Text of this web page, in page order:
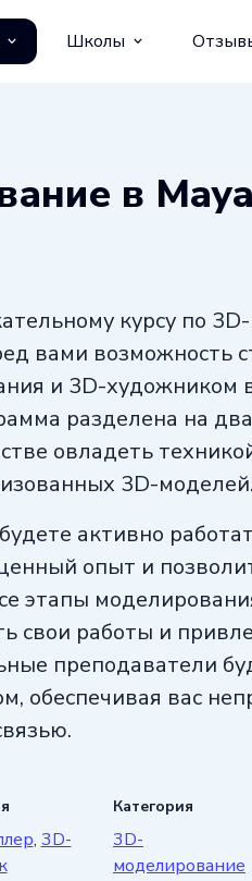
Школы
в
курсу по
вами возможность
и 3D-художником
разделена на
овладеть
3D-моделей.
активно
опыт и
этапы
свои работы и
преподаватели
обеспечивая вас
, 3D-
Категория
3D-
моделирование